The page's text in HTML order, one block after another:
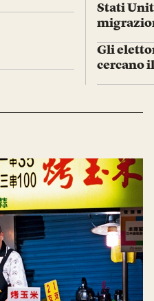
Stati
Gli
cercano